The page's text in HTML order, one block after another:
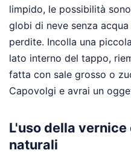
limpido, le possibilità
globi di neve senza
perdite. Incolla una
lato interno del tappo,
fatta con sale grosso o
Capovolgi e avrai un
L'uso della
naturali